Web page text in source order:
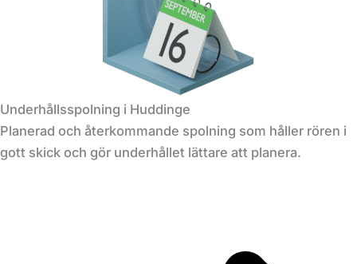
Underhållsspolning i Huddinge
Planerad och återkommande spolning som håller rören i
gott skick och gör underhållet lättare att planera.